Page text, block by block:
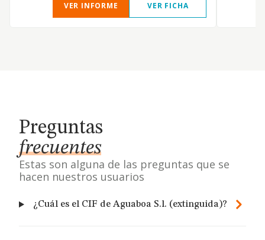
VER INFORME VER FICHA
Preguntas
frecuentes
Estas son alguna de las preguntas que se
hacen nuestros usuarios
¿Cuál es el CIF de Aguaboa S.l. (extinguida)?